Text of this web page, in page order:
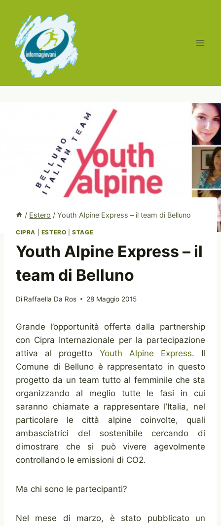
contenuto
/ Estero / Youth Alpine Express – il team di Belluno
CIPRA ESTERO |STAGE
Youth Alpine Express – il
team di Belluno
Di Raffaella Da Ros 28 Maggio 2015
Grande l’opportunità offerta dalla partnership
con Cipra Internazionale per la partecipazione
attiva al progetto Youth Alpine Express. Il
Comune di Belluno è rappresentato in questo
progetto da un team tutto al femminile che sta
organizzando al meglio tutte le fasi in cui
saranno chiamate a rappresentare l’Italia, nel
particolare le città alpine coinvolte, quali
ambasciatrici del sostenibile cercando di
dimostrare che si può vivere agevolmente
controllando le emissioni di CO2.
Ma chi sono le partecipanti?
Nel mese di marzo, è stato pubblicato un